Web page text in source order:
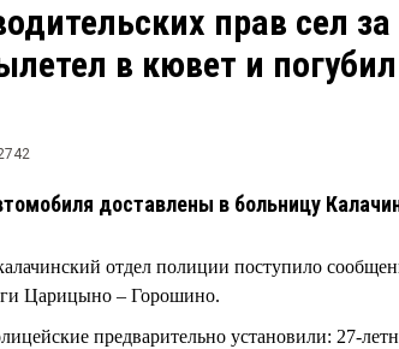
прав сел за
в кювет и погубил
доставлены в больницу
отдел полиции поступило
Царицыно – Горошино.
предварительно установили: 27-